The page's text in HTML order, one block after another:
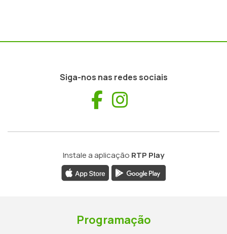
Siga-nos nas redes sociais
Facebook
Instale a aplicação RTP Play
Programação